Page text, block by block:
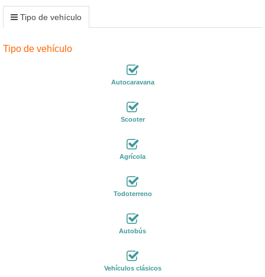
Tipo de vehículo
Tipo de vehículo
Autocaravana
Scooter
Agrícola
Todoterreno
Autobús
Vehículos clásicos